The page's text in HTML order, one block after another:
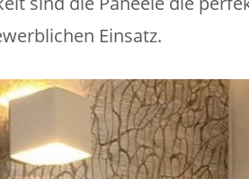
Einsatz.